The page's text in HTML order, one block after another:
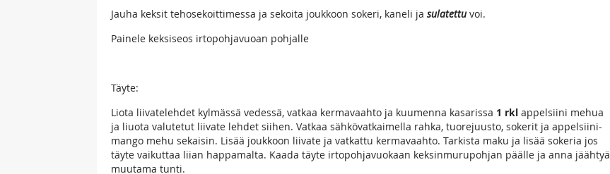
Jauha keksit tehosekoittimessa ja sekoita joukkoon sokeri, kaneli ja sulatettuvoi.
Painele keksiseos irtopohjavuoan pohjalle
Täyte:
Liota liivatelehdet kylmässä vedessä, vatkaa kermavaahto ja kuumenna kasarissa 1 rkl appelsiini mehua
ja liuota valutetut liivate lehdet siihen. Vatkaa sähkövatkaimella rahka, tuorejuusto, sokerit ja appelsiini-
mango mehu sekaisin. Lisää joukkoon liivate ja vatkattu kermavaahto. Tarkista maku ja lisää sokeria jos
täyte vaikuttaa liian happamalta. Kaada täyte irtopohjavuokaan keksinmurupohjan päälle ja anna jäähtyä
muutama tunti.